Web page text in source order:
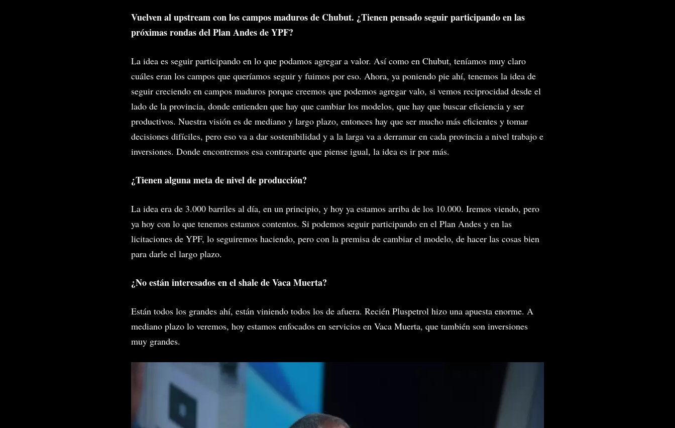
Vuelven al upstream con los campos maduros de Chubut. ¿Tienen pensado seguir participando en las
próximas rondas del Plan Andes de YPF?
La idea es seguir participando en lo que podamos agregar a valor. Así como en Chubut, teníamos muy claro
cuáles eran los campos que queríamos seguir y fuimos por eso. Ahora, ya poniendo pie ahí, tenemos la idea de
seguir creciendo en campos maduros porque creemos que podemos agregar valo, si vemos reciprocidad desde el
lado de la provincia, donde entienden que hay que cambiar los modelos, que hay que buscar eficiencia y ser
productivos. Nuestra visión es de mediano y largo plazo, entonces hay que ser mucho más eficientes y tomar
decisiones difíciles, pero eso va a dar sostenibilidad y a la larga va a derramar en cada provincia a nivel trabajo e
inversiones. Donde encontremos esa contraparte que piense igual, la idea es ir por más.
¿Tienen alguna meta de nivel de producción?
La idea era de 3.000 barriles al día, en un principio, y hoy ya estamos arriba de los 10.000. Iremos viendo, pero
ya hoy con lo que tenemos estamos contentos. Si podemos seguir participando en el Plan Andes y en las
licitaciones de YPF, lo seguiremos haciendo, pero con la premisa de cambiar el modelo, de hacer las cosas bien
para darle el largo plazo.
¿No están interesados en el shale de Vaca Muerta?
Están todos los grandes ahí, están viniendo todos los de afuera. Recién Pluspetrol hizo una apuesta enorme. A
mediano plazo lo veremos, hoy estamos enfocados en servicios en Vaca Muerta, que también son inversiones
muy grandes.